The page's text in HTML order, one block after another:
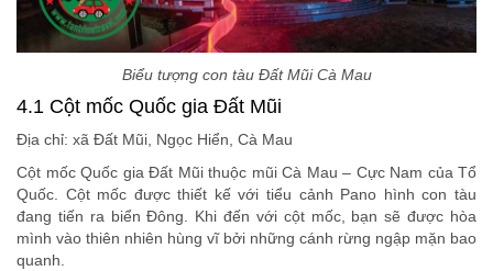
Biểu tượng con tàu Đất Mũi Cà Mau
4.1 Cột mốc Quốc gia Đất Mũi
Địa chỉ: xã Đất Mũi, Ngọc Hiển, Cà Mau
Cột mốc Quốc gia Đất Mũi thuộc mũi Cà Mau – Cực Nam của Tổ
Quốc. Cột mốc được thiết kế với tiểu cảnh Pano hình con tàu
đang tiến ra biển Đông. Khi đến với cột mốc, bạn sẽ được hòa
mình vào thiên nhiên hùng vĩ bởi những cánh rừng ngập mặn bao
quanh.